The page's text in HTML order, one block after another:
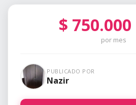
$ 750.000
por mes
PUBLICADO POR
Nazir